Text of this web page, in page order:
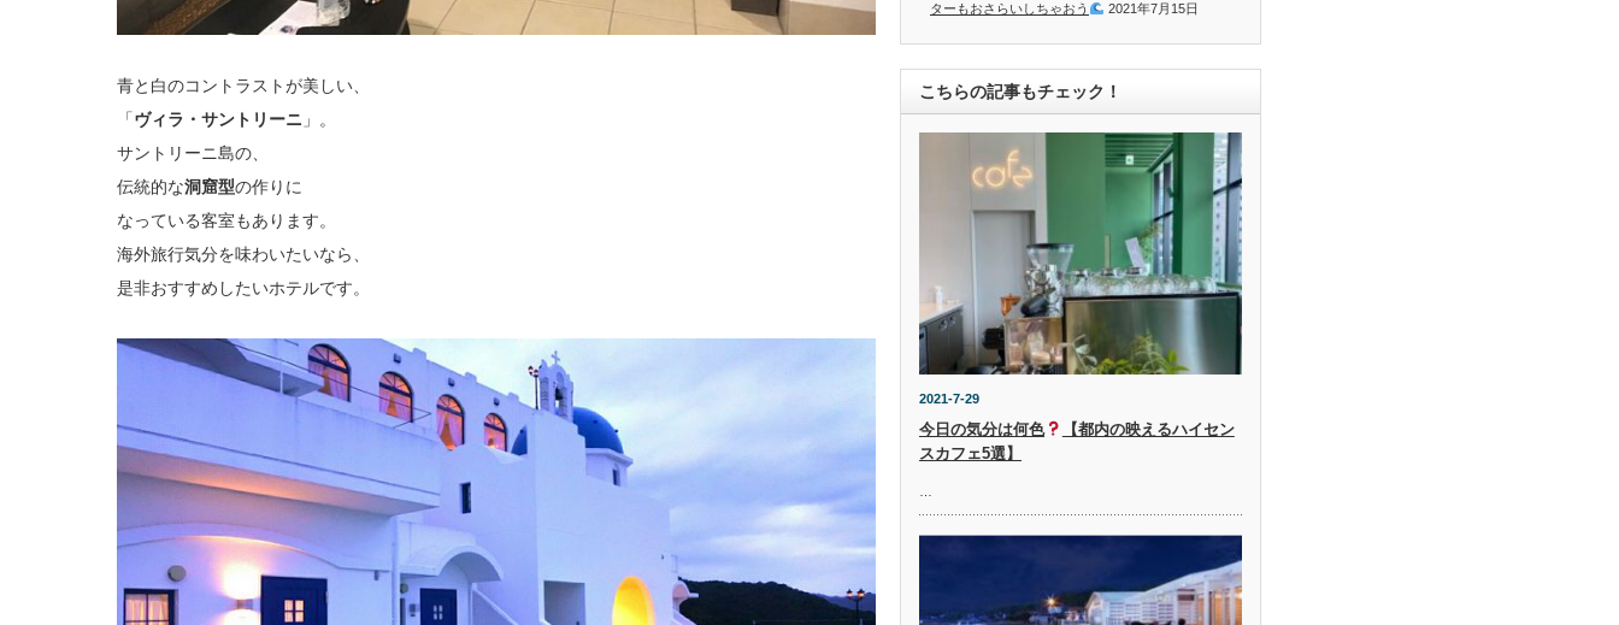
青と白のコントラストが美しい、
「ヴィラ・サントリーニ 」。
サントリーニ島の、
伝統的な洞窟型の作りに
なっている客室もあります。
海外旅行気分を味わいたいなら、
是非おすすめしたいホテルです。
ターもおさらいしちゃおう
2021年7月15日
こちらの記事もチェック！
2021-7-29
今日の気分は何色
【都内の映えるハイセン
スカフェ5選】